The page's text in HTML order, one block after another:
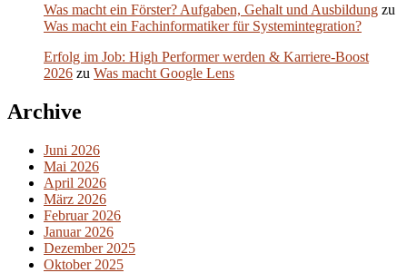
Was macht ein Förster? Aufgaben, Gehalt und Ausbildung zu
Was macht ein Fachinformatiker für Systemintegration?
Erfolg im Job: High Performer werden & Karriere-Boost
2026 zu Was macht Google Lens
Archive
Juni 2026
Mai 2026
April 2026
März 2026
Februar 2026
Januar 2026
Dezember 2025
Oktober 2025